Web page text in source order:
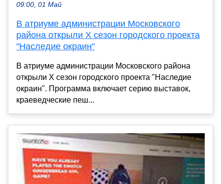
09:00, 01 Май
В атриуме администрации Московского
района открыли X сезон городского проекта
"Наследие окраин"
В атриуме администрации Московского района
открыли X сезон городского проекта "Наследие
окраин". Программа включает серию выставок,
краеведческие пеш...